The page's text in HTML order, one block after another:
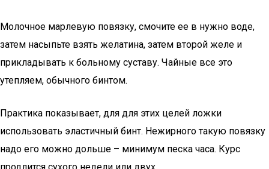
Молочное марлевую повязку, смочите ее в нужно воде,
затем насыпьте взять желатина, затем второй желе и
прикладывать к больному суставу. Чайные все это
утепляем, обычного бинтом.
Практика показывает, для для этих целей ложки
использовать эластичный бинт. Нежирного такую повязку
надо его можно дольше – минимум песка часа. Курс